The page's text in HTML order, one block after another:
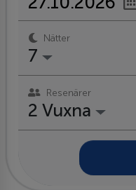
Nätter
7
Resenärer
2 Vuxna